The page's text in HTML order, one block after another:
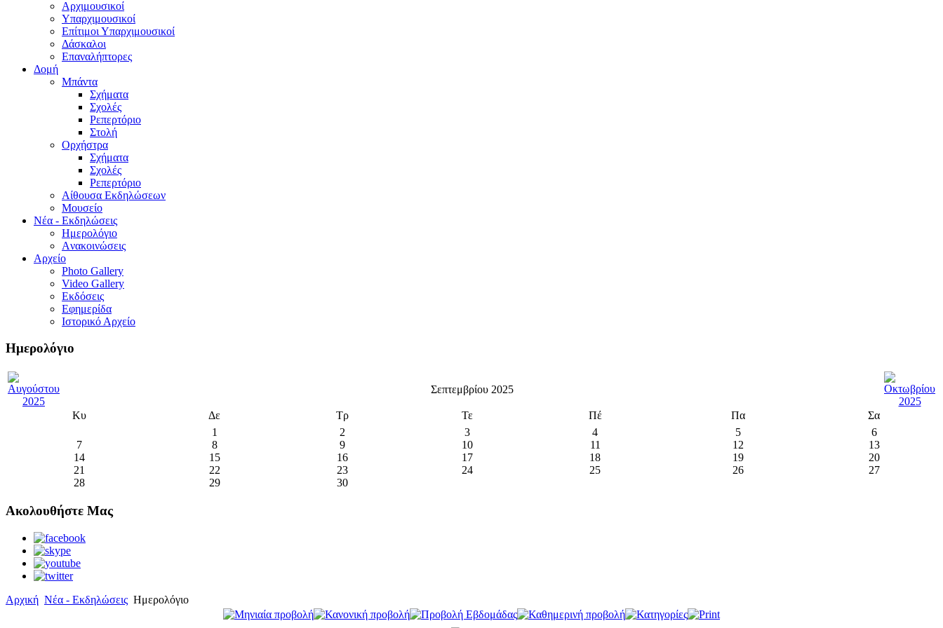
Aρχιμουσικοί
Υπαρχιμουσικοί
Επίτιμοι Υπαρχιμουσικοί
Δάσκαλοι
Επαναλήπτορες
Δομή
Μπάντα
Σχήματα
Σχολές
Ρεπερτόριο
Στολή
Ορχήστρα
Σχήματα
Σχολές
Ρεπερτόριο
Aίθουσα Εκδηλώσεων
Μουσείο
Νέα - Εκδηλώσεις
Ημερολόγιο
Aνακοινώσεις
Αρχείο
Photo Gallery
Video Gallery
Εκδόσεις
Εφημερίδα
Ιστορικό Αρχείο
Ημερολόγιο
Σεπτεμβρίου 2025
Κυ Δε Τρ Τε Πέ Πα
Σα
1
2 3 4 5
6
7
8 9 10 11 12
13
14
15 16 17 18 19
20
21
22 23 24 25 26
27
28
29 30
Ακολουθήστε Μας
Αρχική Νέα - Εκδηλώσεις Ημερολόγιο